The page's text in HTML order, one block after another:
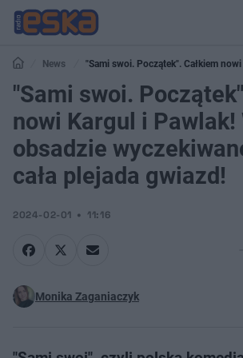
News
"Sami swoi. Początek". Całkiem
obsadzie wyczekiwanego filmu cała plejada gwiazd!
"Sami swoi.
nowi Kargul i Pawlak!
obsadzie
cała plejada gwiazd!
2024-02-01 11:16
Monika Zaganiaczyk